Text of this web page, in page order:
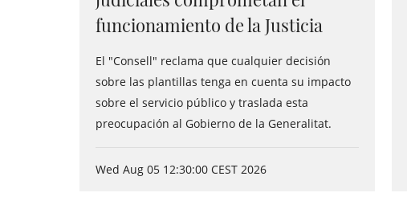
funcionamiento de la Justicia
El "Consell" reclama que cualquier decisión
sobre las plantillas tenga en cuenta su impacto
sobre el servicio público y traslada esta
preocupación al Gobierno de la Generalitat.
Wed Aug 05 12:30:00 CEST 2026